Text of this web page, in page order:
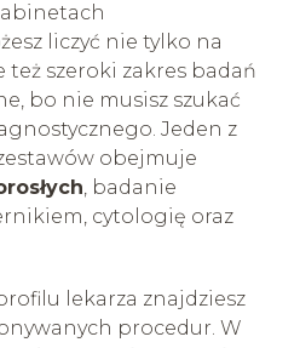
liczyć nie tylko na
też szeroki zakres badań
bo nie musisz szukać
Jeden z
obejmuje
, badanie
cytologię oraz
lekarza znajdziesz
procedur. W